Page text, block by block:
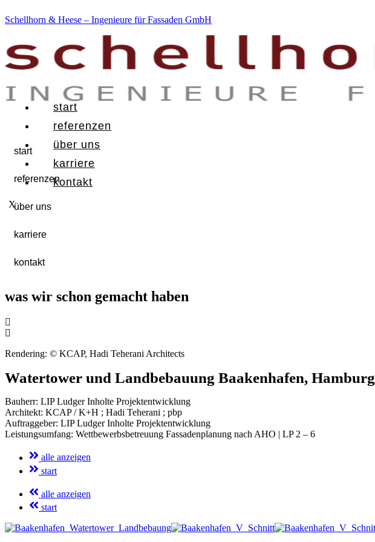
Schellhorn & Heese – Ingenieure für Fassaden GmbH
start
referenzen
über uns
karriere
kontakt
X
start
referenzen
über uns
karriere
kontakt
was wir schon gemacht haben
Rendering: © KCAP, Hadi Teherani Architects
Watertower und Landbebauung Baakenhafen, Hamburg
Bauherr: LIP Ludger Inholte Projektentwicklung
Architekt: KCAP / K+H ; Hadi Teherani ; pbp
Auftraggeber: LIP Ludger Inholte Projektentwicklung
Leistungsumfang: Wettbewerbsbetreuung Fassadenplanung nach AHO | LP 2 – 6
alle anzeigen
start
alle anzeigen
start